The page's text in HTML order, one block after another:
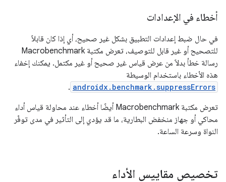
أخطاء في الإعدادات
في حال ضبط إعدادات التطبيق بشكل غير صحيح، أي إذا كان قابلاً
للتصحيح أو غير قابل للتوصيف، تعرض مكتبة Macrobenchmark
رسالة خطأ بدلاً من عرض قياس غير صحيح أو غير مكتمل. يمكنك إخفاء
هذه الأخطاء باستخدام الوسيطة
androidx.benchmark.suppressErrors
.
تعرض مكتبة Macrobenchmark أيضًا أخطاء عند محاولة قياس أداء
محاكي أو جهاز منخفض البطارية، ما قد يؤدي إلى التأثير في مدى توفّر
النواة وسرعة الساعة.
تخصيص مقاييس الأداء